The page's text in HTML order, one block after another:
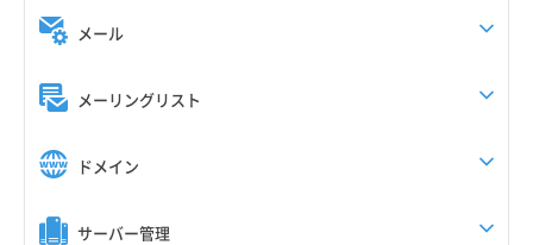
メール
メーリングリスト
ドメイン
サーバー管理